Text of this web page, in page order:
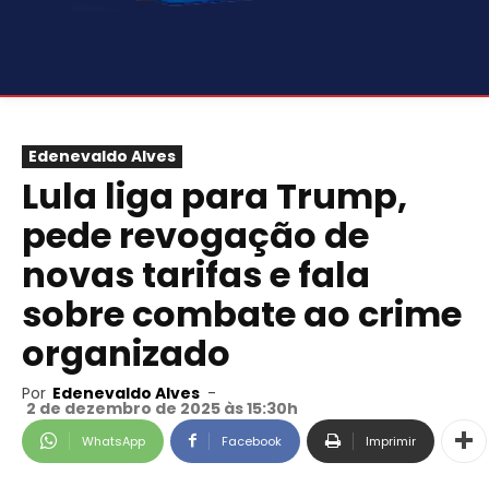
Edenevaldo Alves
Lula liga para Trump,
pede revogação de
novas tarifas e fala
sobre combate ao crime
organizado
Por Edenevaldo Alves -
2 de dezembro de 2025 às 15:30h
WhatsApp Facebook Imprimir